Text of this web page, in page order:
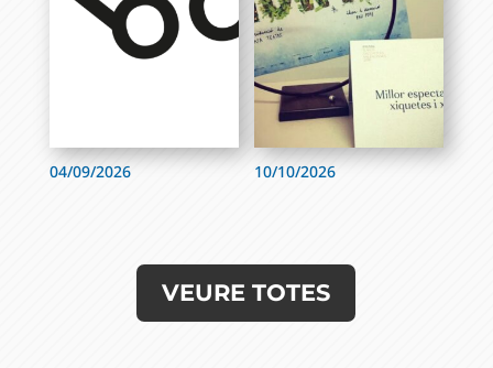
04/09/2026 10/10/2026
VEURE TOTES